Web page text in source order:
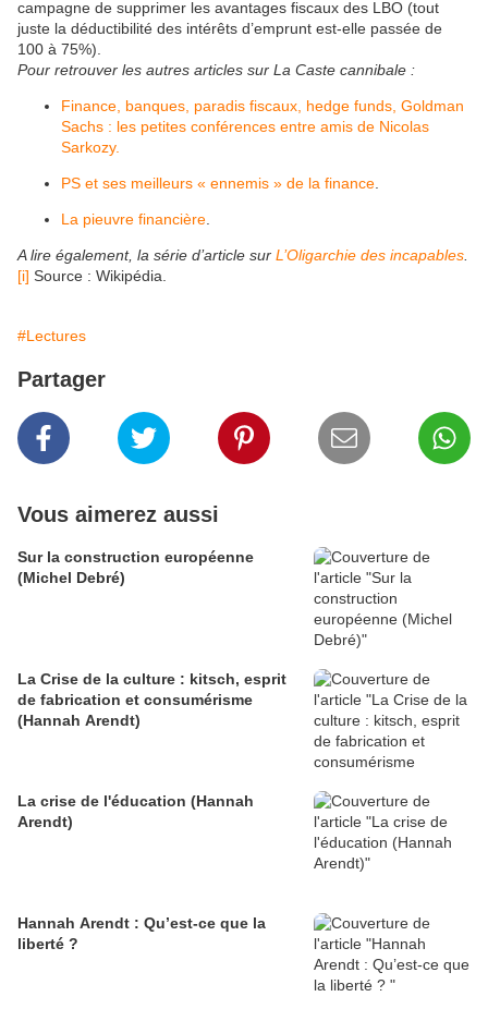
campagne de supprimer les avantages fiscaux des LBO (tout
juste la déductibilité des intérêts d’emprunt est-elle passée de
100 à 75%).
Pour retrouver les autres articles sur La Caste cannibale :
Finance, banques, paradis fiscaux, hedge funds, Goldman
Sachs : les petites conférences entre amis de Nicolas
Sarkozy.
PS et ses meilleurs « ennemis » de la finance
La pieuvre financière
A lire également, la série d’article sur L’Oligarchie des incapables
[i] Source : Wikipédia.
#Lectures
Partager
Vous aimerez aussi
Sur la construction européenne
(Michel Debré)
La Crise de la culture : kitsch, esprit
de fabrication et consumérisme
(Hannah Arendt)
La crise de l'éducation (Hannah
Arendt)
Hannah Arendt : Qu’est-ce que la
liberté ?